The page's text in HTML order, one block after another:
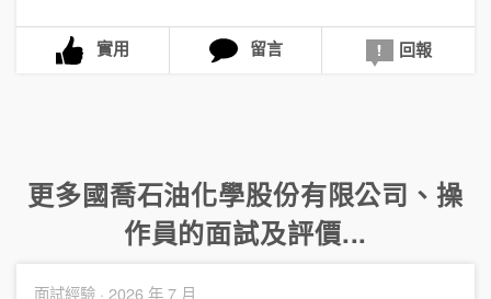
實用 留言 回報
更多國喬石油化學股份有限公司 、 操
作員的面試及評價...
面試經驗 · 2026 年 7 月